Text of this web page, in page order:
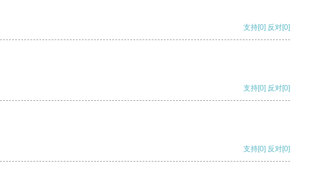
支持[0] 反对[0]
支持[0] 反对[0]
支持[0] 反对[0]